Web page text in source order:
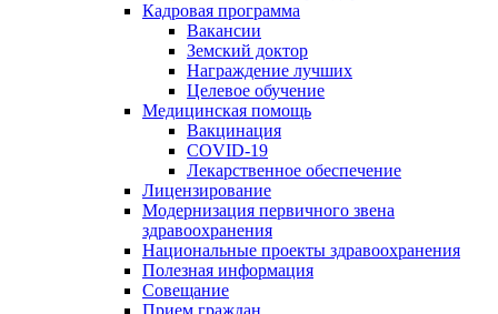
Кадровая программа
Вакансии
Земский доктор
Награждение лучших
Целевое обучение
Медицинская помощь
Вакцинация
COVID-19
Лекарственное обеспечение
Лицензирование
Модернизация первичного звена
здравоохранения
Национальные проекты здравоохранения
Полезная информация
Совещание
Прием граждан